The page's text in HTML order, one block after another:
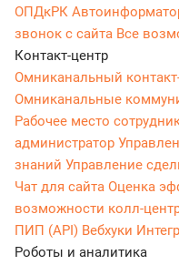
ОПДкРК
звонок с сайта Все
Контакт-центр
Омниканальный
Омниканальные
Рабочее место
администратор
знаний Управление
Чат для сайта Оценка
возможности колл-
ПИП (API) Вебхуки
Роботы и аналитика